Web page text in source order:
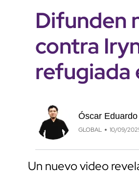
Difunden
contra
refugiada
Óscar
GLOBAL 10/09/
Un nuevo video